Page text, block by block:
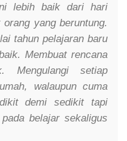
lebih baik dari hari
yang beruntung.
tahun pelajaran baru
Membuat rencana
Mengulangi setiap
walaupun cuma
demi sedikit tapi
belajar sekaligus